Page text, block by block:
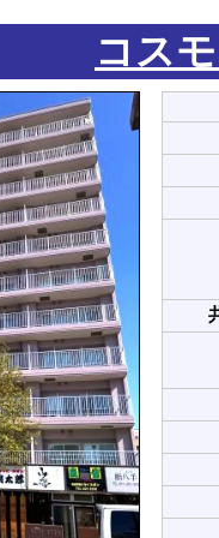
コス